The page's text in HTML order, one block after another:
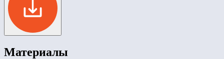
Материалы